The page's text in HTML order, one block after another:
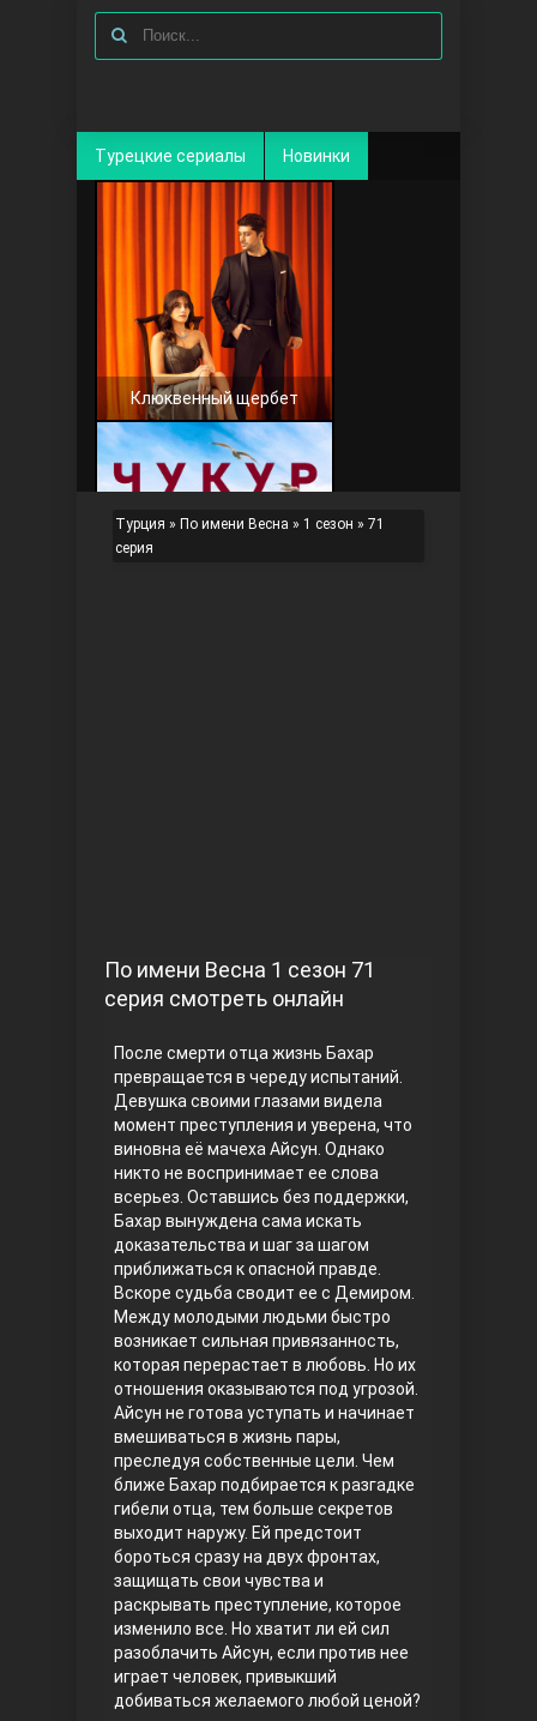
Турецкие сериалы Новинки
Клюквенный щербет
Правосyдие
Любовь напрокат
Воскресший Эртугрул
Турция » По имени Весна » 1 сезон » 71
серия
По имени Весна 1 сезон 71
серия смотреть онлайн
После смерти отца жизнь Бахар
превращается в череду испытаний.
Девушка своими глазами видела
момент преступления и уверена, что
виновна её мачеха Айсун. Однако
никто не воспринимает ее слова
всерьез. Оставшись без поддержки,
Бахар вынуждена сама искать
доказательства и шаг за шагом
приближаться к опасной правде.
Вскоре судьба сводит ее с Демиром.
Между молодыми людьми быстро
возникает сильная привязанность,
которая перерастает в любовь. Но их
отношения оказываются под угрозой.
Айсун не готова уступать и начинает
вмешиваться в жизнь пары,
преследуя собственные цели. Чем
ближе Бахар подбирается к разгадке
гибели отца, тем больше секретов
выходит наружу. Ей предстоит
бороться сразу на двух фронтах,
защищать свои чувства и
раскрывать преступление, которое
изменило все. Но хватит ли ей сил
разоблачить Айсун, если против нее
играет человек, привыкший
добиваться желаемого любой ценой?